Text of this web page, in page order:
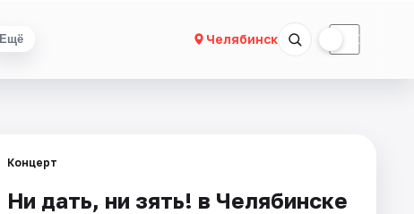
Ещё Челябинск ☾
Концерт
Ни дать, ни зять! в Челябинске